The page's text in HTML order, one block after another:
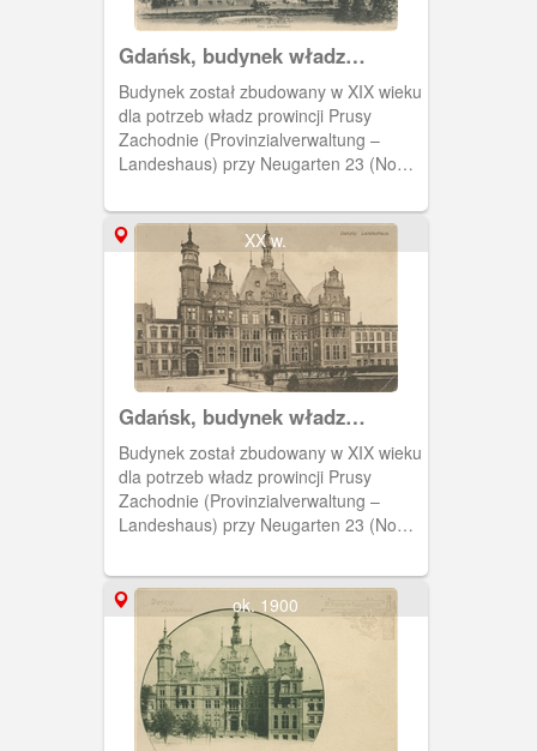
Gdańsk, budynek władz
prowincji Prusy Zachodnie,
Landeshaus
Budynek został zbudowany w XIX wieku
dla potrzeb władz prowincji Prusy
Zachodnie (Provinzialverwaltung –
Landeshaus) przy Neugarten 23 (Nowe
gdańskiego. Obecnie parking przy
siedzibie Komendy Miejskiej Policji.
XX w.
Gdańsk, budynek władz
prowincji Prusy Zachodnie,
Landeshaus
Budynek został zbudowany w XIX wieku
dla potrzeb władz prowincji Prusy
Zachodnie (Provinzialverwaltung –
Landeshaus) przy Neugarten 23 (Nowe
gdańskiego. Obecnie parking przy
siedzibie Komendy Miejskiej Policji.
ok. 1900